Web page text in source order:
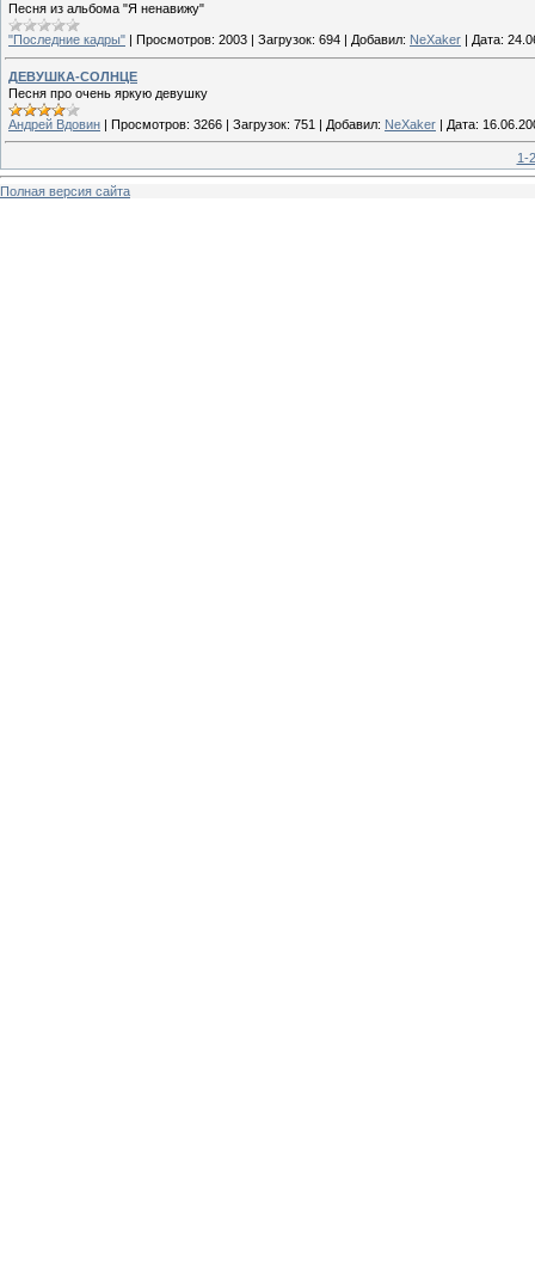
Песня из альбома "Я ненавижу"
"Последние кадры" Просмотров: 2003 Загрузок: 694 Добавил: NeXaker Дата:
ДЕВУШКА-СОЛНЦЕ
Песня про очень яркую девушку
Андрей Вдовин | Просмотров: 3266 | Загрузок: 751 | Добавил: NeXaker | Дата:
1-
Полная версия сайта